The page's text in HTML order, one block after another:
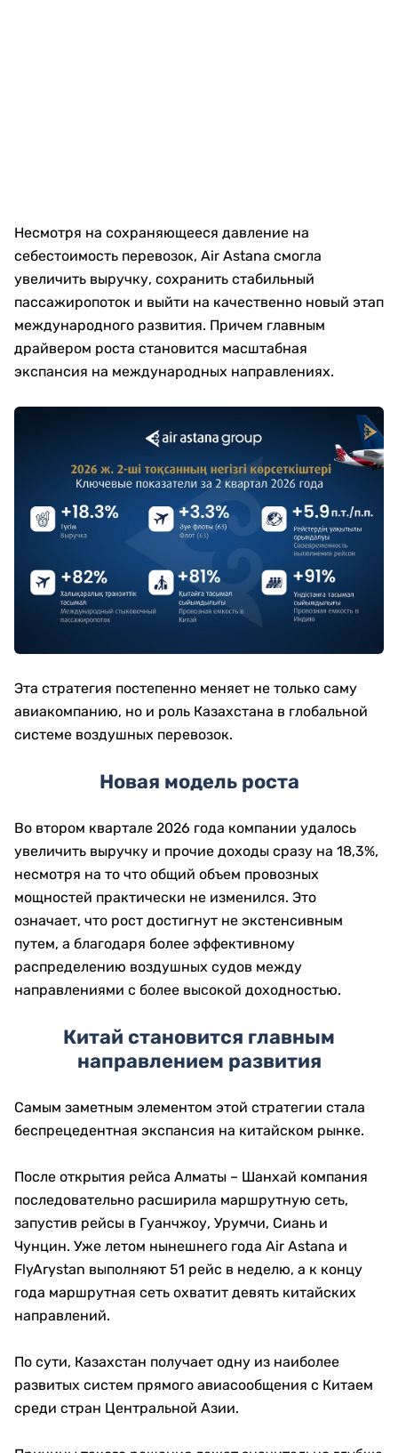
Несмотря на сохраняющееся давление на
себестоимость перевозок, Air Astana смогла
увеличить выручку, сохранить стабильный
пассажиропоток и выйти на качественно новый этап
международного развития. Причем главным
драйвером роста становится масштабная
экспансия на международных направлениях.
Эта стратегия постепенно меняет не только саму
авиакомпанию, но и роль Казахстана в глобальной
системе воздушных перевозок.
Новая модель роста
Во втором квартале 2026 года компании удалось
увеличить выручку и прочие доходы сразу на 18,3%,
несмотря на то что общий объем провозных
мощностей практически не изменился. Это
означает, что рост достигнут не экстенсивным
путем, а благодаря более эффективному
распределению воздушных судов между
направлениями с более высокой доходностью.
Китай становится главным
направлением развития
Самым заметным элементом этой стратегии стала
беспрецедентная экспансия на китайском рынке.
После открытия рейса Алматы – Шанхай компания
последовательно расширила маршрутную сеть,
запустив рейсы в Гуанчжоу, Урумчи, Сиань и
Чунцин. Уже летом нынешнего года Air Astana и
FlyArystan выполняют 51 рейс в неделю, а к концу
года маршрутная сеть охватит девять китайских
направлений.
По сути, Казахстан получает одну из наиболее
развитых систем прямого авиасообщения с Китаем
среди стран Центральной Азии.